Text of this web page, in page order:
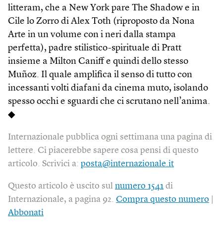
litteram, che a New York pare The Shadow e in
Cile lo Zorro di Alex Toth (riproposto da Nona
Arte in un volume con i neri dalla stampa
perfetta), padre stilistico-spirituale di Pratt
insieme a Milton Caniff e quindi dello stesso
Muñoz. Il quale amplifica il senso di tutto con
incessanti volti diafani da cinema muto, isolando
spesso occhi e sguardi che ci scrutano nell’anima.
◆
Internazionale pubblica ogni settimana una pagina di
lettere. Ci piacerebbe sapere cosa pensi di questo
articolo. Scrivici a: posta@internazionale.it
Questo articolo è uscito sul numero 1541 di
Internazionale, a pagina 92. Compra questo numero
Abbonati